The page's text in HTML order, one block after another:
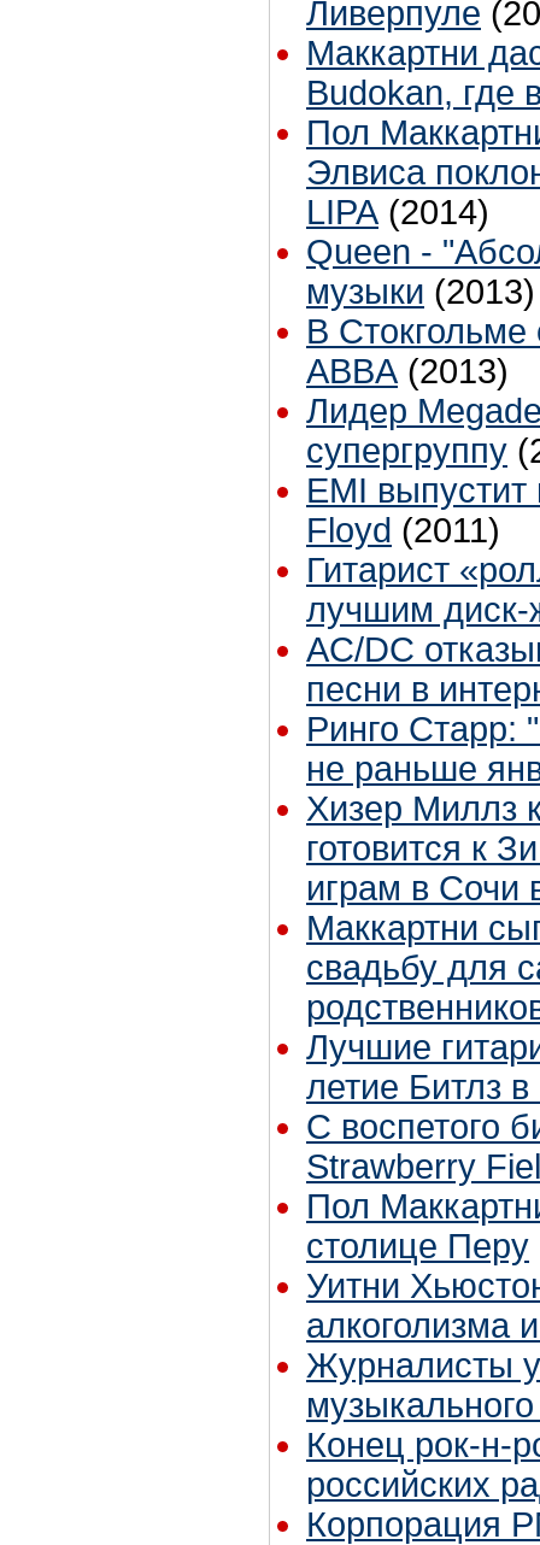
Ливерпуле
Маккартни
Budokan, где
Пол
Элвиса
LIPA (2014)
Queen -
музыки (2013)
В Стокгольме
ABBA (2013)
Лидер
супергруппу
EMI
Floyd (2011)
Гитарист
лучшим диск-
AС/DС
песни в
Ринго Старр:
не раньше
Хизер Миллз
готовится к
играм в Сочи
Маккартни
свадьбу для
Лучшие
летие Битлз в
С воспетого
Strawberry
Пол
столице Перу
Уитни
алкоголизма
Журналисты
Конец рок-н-
российских
Корпорация